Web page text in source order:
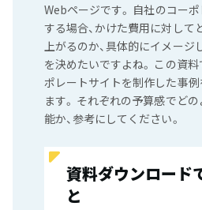
Webページです。 自社のコー
する場合、かけた費用に対して
上がるのか、具体的にイメージ
を決めたいですよね。 この資
ポレートサイトを制作した事
ます。 それぞれの予算感でど
能か、参考にしてください。
資料ダウンロード
と